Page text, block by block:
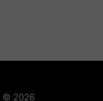
© 2026